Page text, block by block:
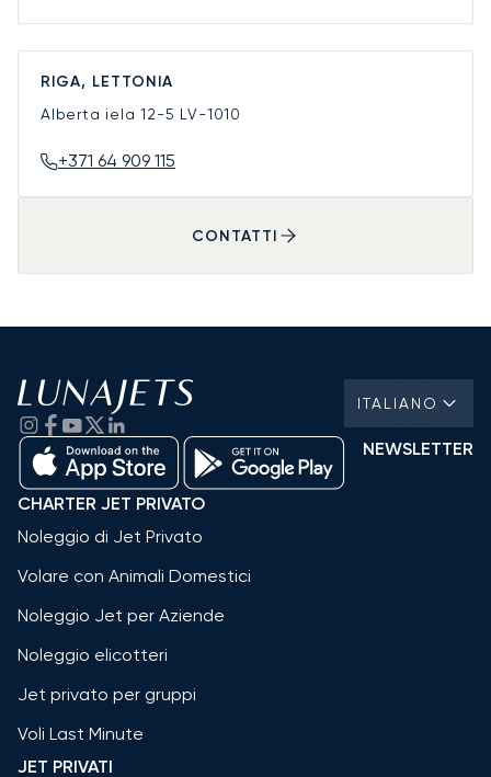
RIGA, LETTONIA
Alberta iela 12-5 LV-1010
+371 64 909 115
CONTATTI
ITALIANO
NEWSLETTER
CHARTER JET PRIVATO
Noleggio di Jet Privato
Volare con Animali Domestici
Noleggio Jet per Aziende
Noleggio elicotteri
Jet privato per gruppi
Voli Last Minute
JET PRIVATI